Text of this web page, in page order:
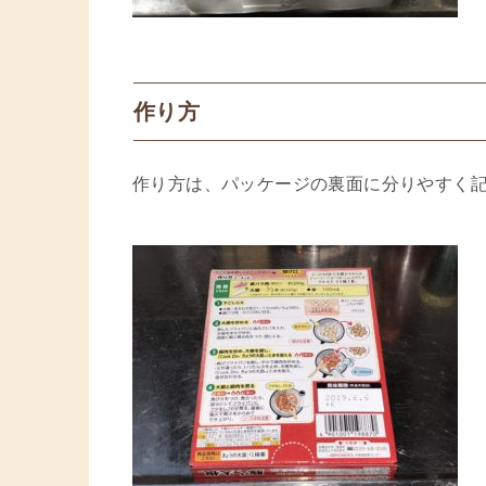
作り方
作り方は、パッケージの裏面に分りやすく